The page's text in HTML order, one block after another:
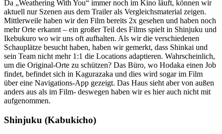
Da „Weathering With You“ immer noch im Kino läuft, können wir
aktuell nur Szenen aus dem Trailer als Vergleichsmaterial zeigen.
Mittlerweile haben wir den Film bereits 2x gesehen und haben noch
mehr Orte erkannt – ein großer Teil des Films spielt in Shinjuku und
Ikebukuro wo wir uns oft aufhalten. Als wir die verschiedenen
Schauplätze besucht haben, haben wir gemerkt, dass Shinkai und
sein Team nicht mehr 1:1 die Locations adaptieren. Wahrscheinlich,
um die Original-Orte zu schützen? Das Büro, wo Hodaka einen Job
findet, befindet sich in Kagurazaka und dies wird sogar im Film
über eine Navigations-App gezeigt. Das Haus sieht aber von außen
anders aus als im Film- deswegen haben wir es hier auch nicht mit
aufgenommen.
Shinjuku (Kabukicho)